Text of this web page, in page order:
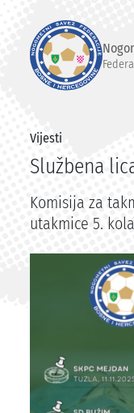
Vijesti
Službena
Komisija za
utakmice 5.